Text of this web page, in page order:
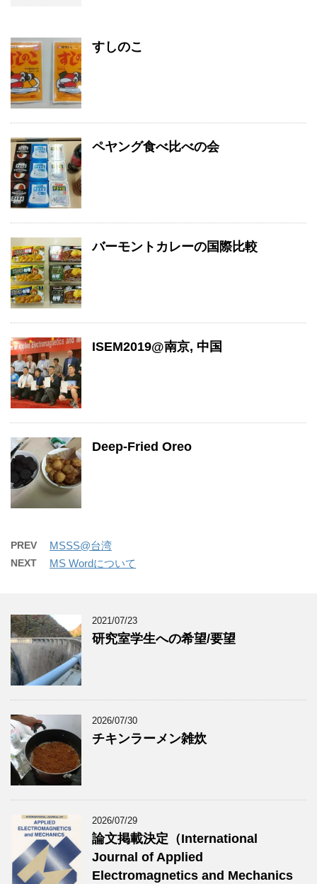
すしのこ
ペヤング食べ比べの会
バーモントカレーの国際比較
ISEM2019@南京, 中国
Deep-Fried Oreo
PREV MSSS@台湾
NEXT MS Wordについて
2021/07/23
研究室学生への希望/要望
2026/07/30
チキンラーメン雑炊
2026/07/29
論文掲載決定（International
Journal of Applied
Electromagnetics and Mechanics